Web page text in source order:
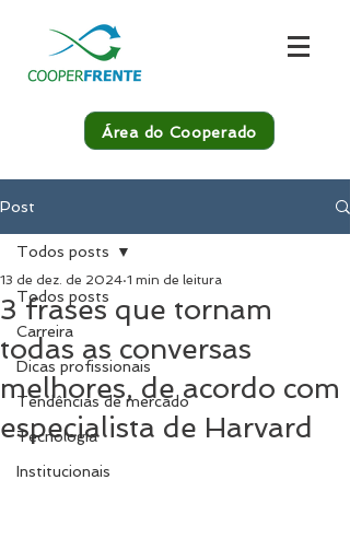
Área do Cooperado
Post
Todos posts
Carreira
Dicas profissionais
Tendências de mercado
Tecnologia
Institucionais
Todos posts
3 frases que tornam
todas as conversas
melhores, de acordo com
especialista de Harvard
13 de dez. de 2024 1 min de leitura